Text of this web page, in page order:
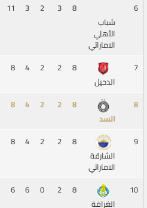
6
شباب
الأهلي
الاماراتي
8
3
2
3
11
7
الدحيل
8
2
2
4
8
8
السد
8
2
2
4
8
9
الشارقة
الاماراتي
8
2
2
4
8
10
الغرافة
8
2
0
6
6